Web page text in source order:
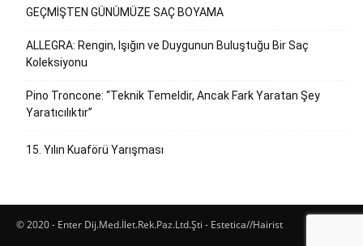
GEÇMİŞTEN GÜNÜMÜZE SAÇ BOYAMA
ALLEGRA: Rengin, Işığın ve Duygunun Buluştuğu Bir Saç
Koleksiyonu
Pino Troncone: “Teknik Temeldir, Ancak Fark Yaratan Şey
Yaratıcılıktır”
15. Yılın Kuaförü Yarışması
© 2020 - Enter Dij.Med.İlet.Rek.Paz.Ltd.Şti - Estetica//Hairist